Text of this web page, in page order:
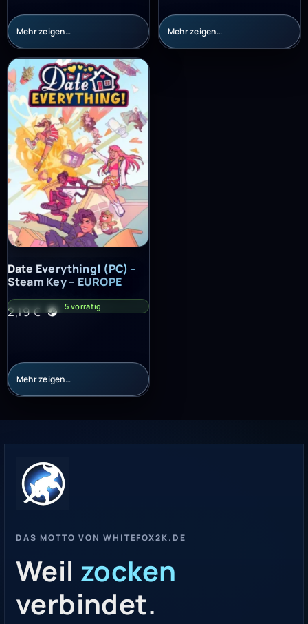
Mehr zeigen… Mehr zeigen…
Date Everything! (PC) – Steam Key – EUROPE
Date Everything! (PC) –
Steam Key – EUROPE
2,19€ 5 vorrätig
Mehr zeigen…
DAS MOTTO VON WHITEFOX2K.DE
Weil zocken
verbindet.